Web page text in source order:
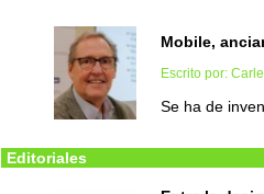
Mobile,
Escrito por:
Se ha de
Editoriales